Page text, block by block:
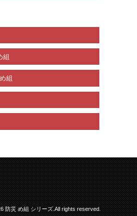
組
組
防災 め組 シリーズ.All rights reserved.